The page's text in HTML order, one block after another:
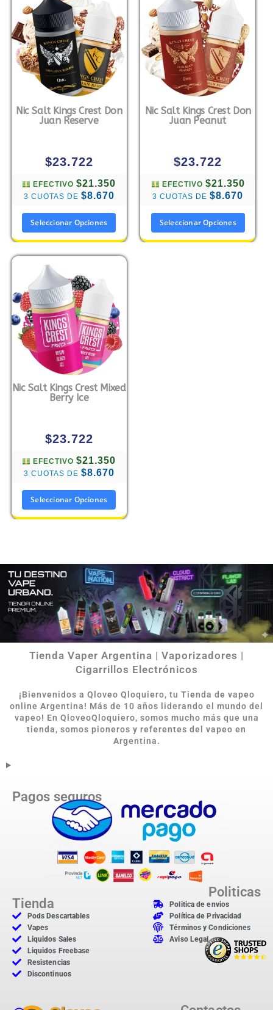
Nic Salt Kings Crest Don
Juan Reserve
$23.722
EFECTIVO$21.350
3 CUOTAS DE $8.670
Seleccionar Opciones
Nic Salt Kings Crest Don
Juan Peanut
$23.722
EFECTIVO $21.350
3 CUOTAS DE$8.670
Seleccionar Opciones
Nic Salt Kings Crest Mixed
Berry Ice
$23.722
EFECTIVO$21.350
3 CUOTAS DE $8.670
Seleccionar Opciones
Tienda Vaper Argentina | Vaporizadores |
Cigarrillos Electrónicos
¡Bienvenidos a Qloveo Qloquiero, tu Tienda de vapeo
online Argentina! Más de 10 años liderando el mundo del
vapeo! En QloveoQloquiero, somos mucho más que una
tienda, somos pioneros y referentes del vapeo en
Argentina.
Pagos seguros
Tienda
Pods Descartables
Vapes
Liquidos Sales
Liquidos Freebase
Resistencias
Discontinuos
Politicas
Politica de envios
Política de Privacidad
Términos y Condiciones
Aviso Legal